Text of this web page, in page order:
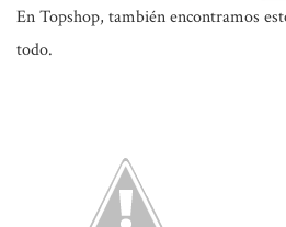
En Topshop, también encontramos
todo.